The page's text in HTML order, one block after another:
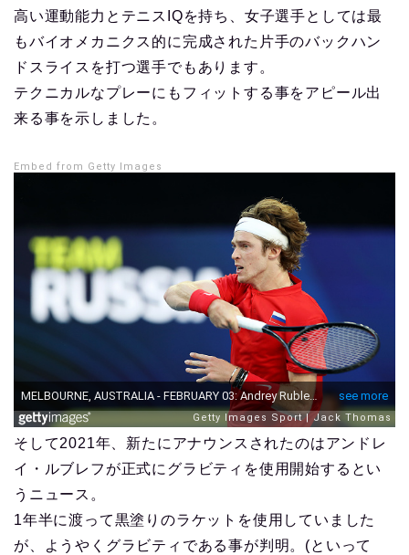
高い運動能力とテニスIQを持ち、女子選手としては最
もバイオメカニクス的に完成された片手のバックハン
ドスライスを打つ選手でもあります。
テクニカルなプレーにもフィットする事をアピール出
来る事を示しました。
Embed from Getty Images
そして2021年、新たにアナウンスされたのはアンドレ
イ・ルブレフが正式にグラビティを使用開始するとい
うニュース。
1年半に渡って黒塗りのラケットを使用していました
が、ようやくグラビティである事が判明。(といって